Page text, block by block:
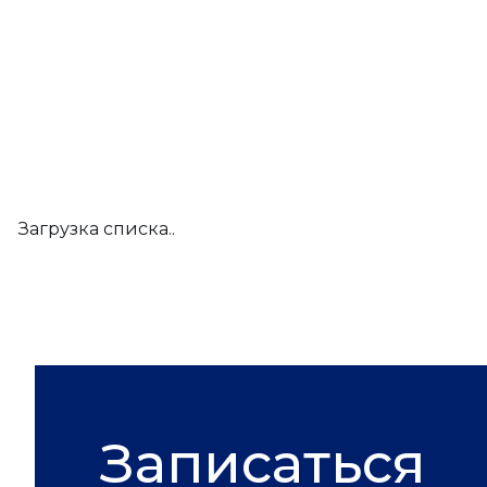
Загрузка списка..
Записаться